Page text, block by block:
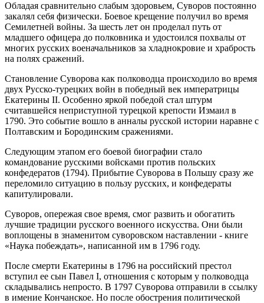
Обладая сравнительно слабым здоровьем, Суворов постоянно
закалял себя физически. Боевое крещение получил во время
Семилетней войны. За шесть лет он проделал путь от
младшего офицера до полковника и удостоился похвалы от
многих русских военачальников за хладнокровие и храбрость
на полях сражений.
Становление Суворова как полководца происходило во время
двух Русско-турецких войн в победный век императрицы
Екатерины II. Особенно яркой победой стал штурм
считавшейся неприступной турецкой крепости Измаил в
1790. Это событие вошло в анналы русской истории наравне с
Полтавским и Бородинским сражениями.
Следующим этапом его боевой биографии стало
командование русскими войсками против польских
конфедератов (1794). Прибытие Суворова в Польшу сразу же
переломило ситуацию в пользу русских, и конфедераты
капитулировали.
Суворов, опережая свое время, смог развить и обогатить
лучшие традиции русского военного искусства. Они были
воплощены в знаменитом суворовском наставлении - книге
«Наука побеждать», написанной им в 1796 году.
После смерти Екатерины в 1796 на российский престол
вступил ее сын Павел I, отношения с которым у полководца
складывались непросто. В 1797 Суворова отправили в ссылку
в имение Кончанское. Но после обострения политической